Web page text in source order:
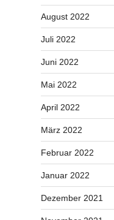
August 2022
Juli 2022
Juni 2022
Mai 2022
April 2022
März 2022
Februar 2022
Januar 2022
Dezember 2021